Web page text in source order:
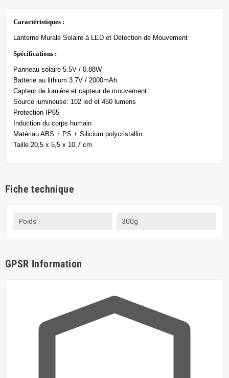
Caractéristiques :
Lanterne Murale Solaire à LED et Détection de Mouvement
Spécifications :
Panneau solaire 5.5V / 0.88W
Batterie au lithium 3.7V / 2000mAh
Capteur de lumière et capteur de mouvement
Source lumineuse: 102 led et 450 lumens
Protection IP65
Induction du corps humain
Matériau ABS + PS + Silicium polycristallin
Taille 20,5 x 5,5 x 10,7 cm
Fiche technique
Poids 300g
GPSR Information